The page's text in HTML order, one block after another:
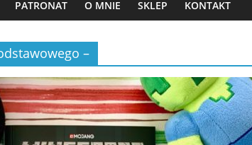
PATRONAT O MNIE SKLEP KONTAKT
–